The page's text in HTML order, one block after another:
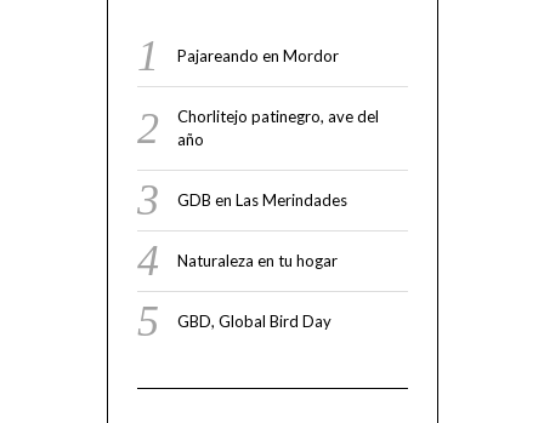
Pajareando en Mordor
Chorlitejo patinegro, ave del
año
GDB en Las Merindades
Naturaleza en tu hogar
GBD, Global Bird Day